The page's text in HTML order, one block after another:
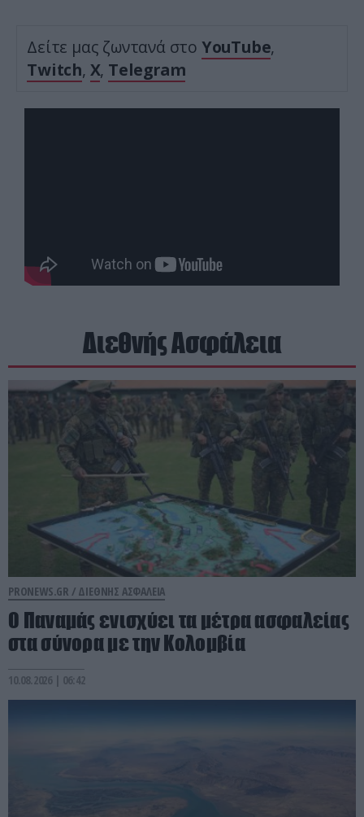
Δείτε μας ζωντανά στο YouTube,
Twitch, X, Telegram
Διεθνής Ασφάλεια
PRONEWS.GR / ΔΙΕΘΝΗΣ ΑΣΦΑΛΕΙΑ
Ο Παναμάς ενισχύει τα μέτρα ασφαλείας
στα σύνορα με την Κολομβία
10.08.2026 | 06:42